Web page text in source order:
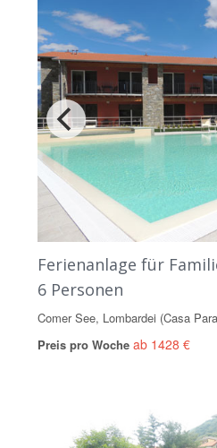
Ferienanlage für
6 Personen
Comer See, Lombardei (Casa
Preis pro Woche ab 1428 €